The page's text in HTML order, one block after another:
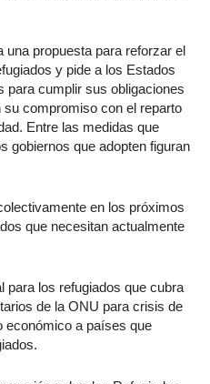
propuesta para reforzar el
y pide a los Estados
para cumplir sus obligaciones
compromiso con el reparto
Entre las medidas que
gobiernos que adopten figuran
en los próximos
que necesitan actualmente
para los refugiados que cubra
de la ONU para crisis de
económico a países que